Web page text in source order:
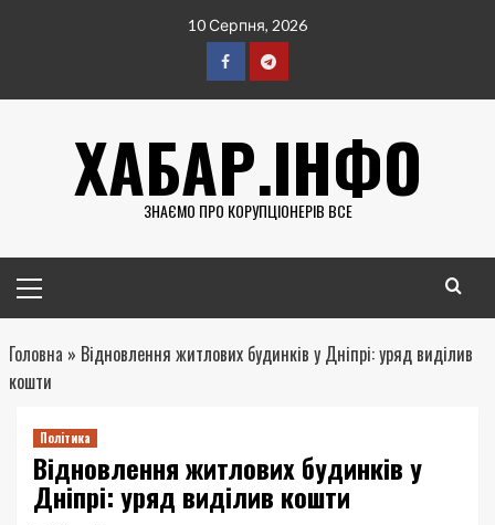
10 Серпня, 2026
FacebookTelegram
ХАБАР.ІНФО
ЗНАЄМО ПРО КОРУПЦІОНЕРІВ ВСЕ
меню
Головна » Відновлення житлових будинків у Дніпрі: уряд виділив
кошти
Політика
Відновлення житлових будинків у
Дніпрі: уряд виділив кошти